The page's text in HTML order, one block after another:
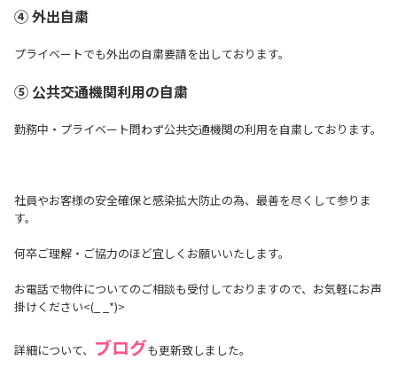
④ 外出自粛
プライベートでも外出の自粛要請を出しております。
⑤ 公共交通機関利用の自粛
勤務中・プライベート問わず公共交通機関の利用を自粛しております。
社員やお客様の安全確保と感染拡大防止の為、最善を尽くして参りま
す。
何卒ご理解・ご協力のほど宜しくお願いいたします。
お電話で物件についてのご相談も受付しておりますので、お気軽にお声
掛けください<(_ _*)>
詳細について、 ブログも更新致しました。